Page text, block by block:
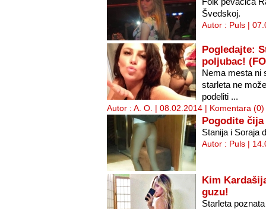
Švedskoj.
Autor : Puls |
Pogledajte:
poljubac!
Nema mesta ni
starleta ne
podeliti ...
Autor : A. O. | 08.02.2014 | Komentara (0)
Pogodite
Stanija i Soraja
Autor : Puls |
Kim
guzu!
Starleta